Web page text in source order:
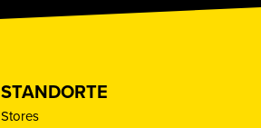
STANDORTE
Stores